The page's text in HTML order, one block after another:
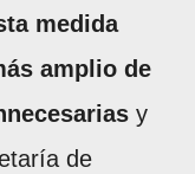
medida
amplio de
y
de